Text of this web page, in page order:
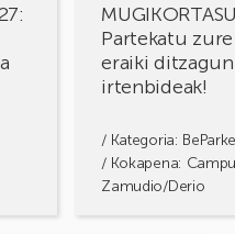
Partekatu
eraiki ditzagun
irtenbideak!
/ Kategoria:
/ Kokapena:
Zamudio/Derio